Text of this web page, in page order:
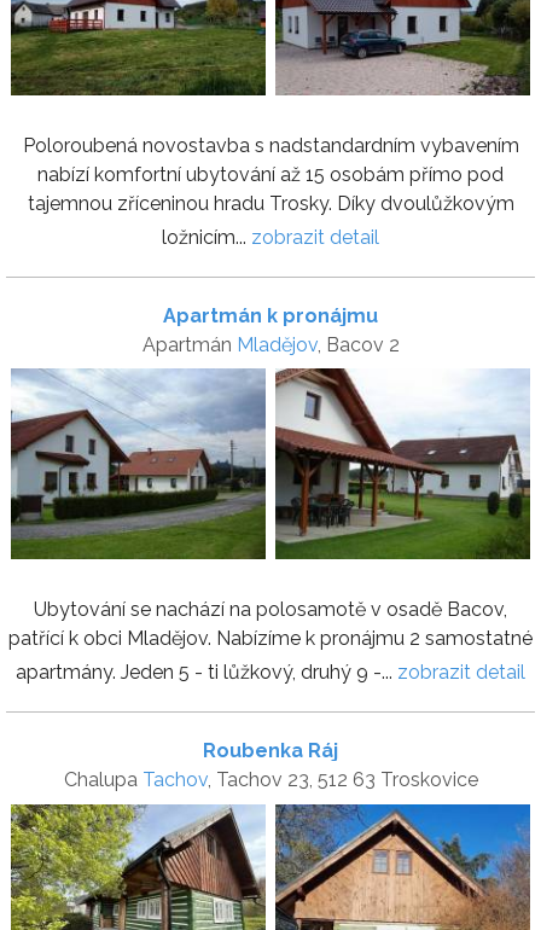
Poloroubená novostavba s nadstandardním vybavením
nabízí komfortní ubytování až 15 osobám přímo pod
tajemnou zříceninou hradu Trosky. Díky dvoulůžkovým
ložnicím... zobrazit detail
Apartmán k pronájmu
Apartmán Mladějov, Bacov 2
Ubytování se nachází na polosamotě v osadě Bacov,
patřící k obci Mladějov. Nabízíme k pronájmu 2 samostatné
apartmány. Jeden 5 - ti lůžkový, druhý 9 -... zobrazit detail
Roubenka Ráj
Chalupa Tachov, Tachov 23, 512 63 Troskovice